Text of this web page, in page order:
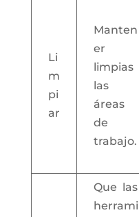
Li
m
pi
ar
Manten
er
limpias
las
áreas
de
trabajo.
Que las
herrami